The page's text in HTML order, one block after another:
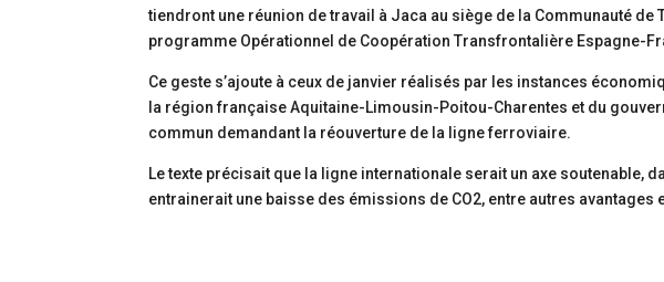
tiendront une réunion de travail à Jaca au siège de la Communauté
programme Opérationnel de Coopération Transfrontalière Espagne-
Ce geste s’ajoute à ceux de janvier réalisés par les instances
la région française Aquitaine-Limousin-Poitou-Charentes et du
commun demandant la réouverture de la ligne ferroviaire.
Le texte précisait que la ligne internationale serait un axe soutenable,
entrainerait une baisse des émissions de CO2, entre autres avantages